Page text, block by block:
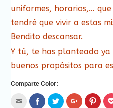
uniformes, horarios,…
tendré que vivir a estas
Bendito descansar.
Y tú, te has planteado ya
buenos propósitos para
Comparte Color:
Hac
clic
Haz
clic
Haz
clic
Haz
clic
Haz
clic